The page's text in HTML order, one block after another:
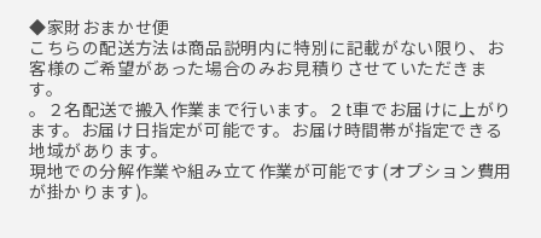
◆家財おまかせ便
こちらの配送方法は商品説明内に特別に記載がない限り、お
客様のご希望があった場合のみお見積りさせていただきま
す。
。２名配送で搬入作業まで行います。２t車でお届けに上がり
ます。お届け日指定が可能です。お届け時間帯が指定できる
地域があります。
現地での分解作業や組み立て作業が可能です(オプション費用
が掛かります)。